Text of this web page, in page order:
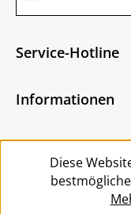
Ich habe die
bin mit ihnen
Zeichen ein*
Die mit einem
Service-Hotline
Informationen
Service
Diese